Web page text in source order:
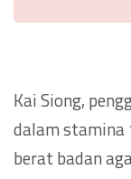
Kai Siong,
dalam stamina
berat badan